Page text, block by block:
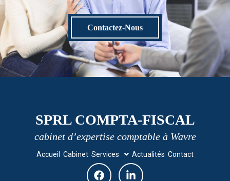
Contactez-Nous
SPRL COMPTA-FISCAL
cabinet d’expertise comptable à Wavre
Accueil Cabinet Services Actualités Contact